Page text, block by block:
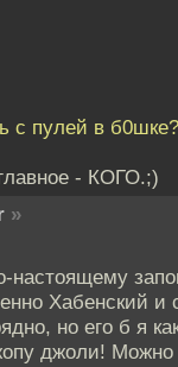
с пулей в б0шке?
- КОГО.;)
»
настоящему
Хабенский и
но его б я
джоли! Можно